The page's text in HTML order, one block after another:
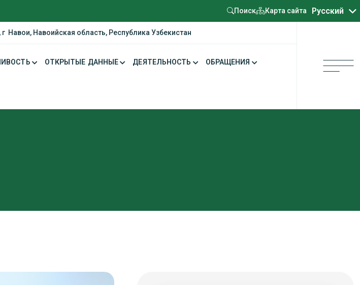
Поиск Карта сайта Русский
Oʻzbekcha
г Навои, Навоийская область, Республика Узбекистан
ОТКРЫТЫЕ ДАННЫЕ ДЕЯТЕЛЬНОСТЬ ОБРАЩЕНИЯ